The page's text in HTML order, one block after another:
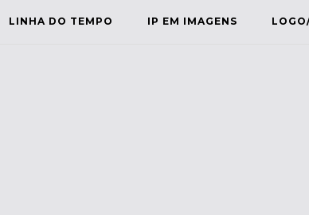
LINHA DO TEMPO IP EM IMAGENS